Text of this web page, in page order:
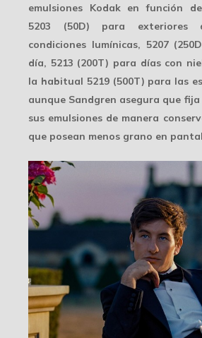
emulsiones Kodak en función
5203 (50D) para exteriores
condiciones lumínicas, 5207
día, 5213 (200T) para días con
la habitual 5219 (500T) para las
aunque Sandgren asegura que
sus emulsiones de manera
que posean menos grano en